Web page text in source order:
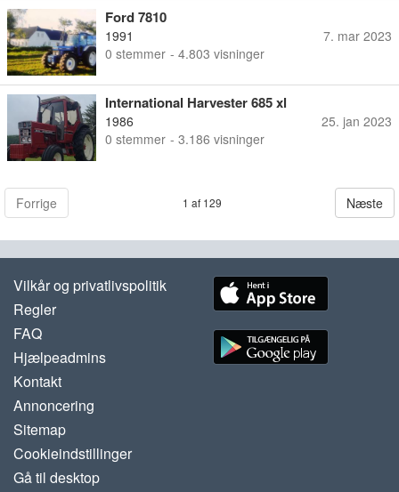
Ford 7810
1991
0 stemmer - 4.803 visninger
7. mar 2023
International Harvester 685 xl
1986
0 stemmer - 3.186 visninger
25. jan 2023
Forrige 1 af 129 Næste
Vilkår og privatlivspolitik
Regler
FAQ
Hjælpeadmins
Kontakt
Annoncering
Sitemap
Cookieindstillinger
Gå til desktop